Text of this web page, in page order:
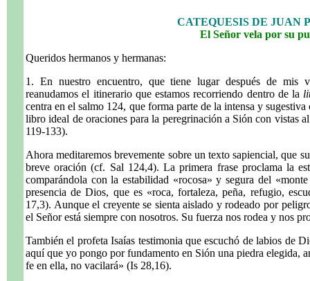
CATEQUESIS DE JUAN
El Señor vela por su
Queridos hermanos y hermanas:
1. En nuestro encuentro, que tiene lugar después de mis
reanudamos el itinerario que estamos recorriendo dentro de la
centra en el salmo 124, que forma parte de la intensa y
libro ideal de oraciones para la peregrinación a Sión con vistas
119-133).
Ahora meditaremos brevemente sobre un texto sapiencial, que
breve oración (cf. Sal 124,4). La primera frase proclama la
comparándola con la estabilidad «rocosa» y segura del
presencia de Dios, que es «roca, fortaleza, peña, refugio,
17,3). Aunque el creyente se sienta aislado y rodeado por
el Señor está siempre con nosotros. Su fuerza nos rodea y nos
También el profeta Isaías testimonia que escuchó de labios de
aquí que yo pongo por fundamento en Sión una piedra elegida,
fe en ella, no vacilará» (Is 28,16).